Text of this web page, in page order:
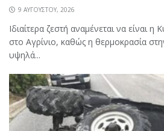
9 ΑΥΓΟΎΣΤΟΥ, 2026
Ιδιαίτερα ζεστή αναμένεται να είναι
στο Αγρίνιο, καθώς η θερμοκρασία
υψηλά...